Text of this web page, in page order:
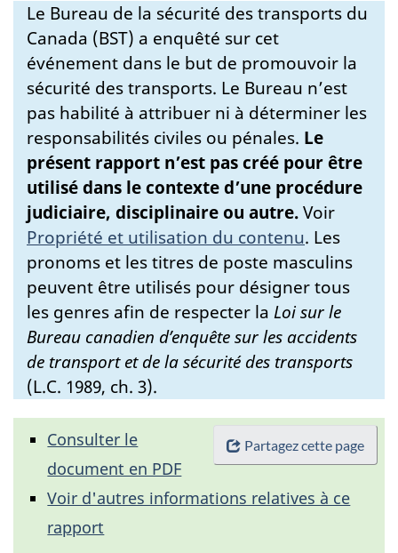
Le Bureau de la sécurité des transports du
Canada (BST) a enquêté sur cet
événement dans le but de promouvoir la
sécurité des transports. Le Bureau n’est
pas habilité à attribuer ni à déterminer les
responsabilités civiles ou pénales. Le
présent rapport n’est pas créé pour être
utilisé dans le contexte d’une procédure
judiciaire, disciplinaire ou autre.Voir
Propriété et utilisation du contenu. Les
pronoms et les titres de poste masculins
peuvent être utilisés pour désigner tous
les genres afin de respecter la Loi sur le
Bureau canadien d’enquête sur les accidents
de transport et de la sécurité des transports
(L.C. 1989, ch. 3).
Partagez cette page
Consulter le
document en PDF
Voir d'autres informations relatives à ce
rapport